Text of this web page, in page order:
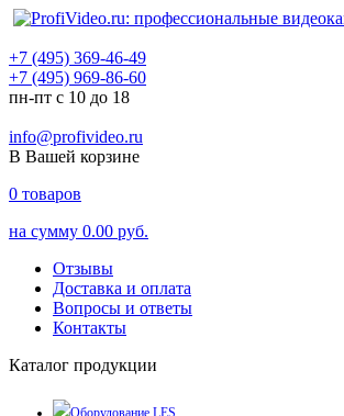
+7 (495) 369-46-49
+7 (495) 969-86-60
пн-пт с 10 до 18
info@profivideo.ru
В Вашей корзине
0 товаров
на сумму 0.00 руб.
Отзывы
Доставка и оплата
Вопросы и ответы
Контакты
Каталог продукции
Оборудование LES